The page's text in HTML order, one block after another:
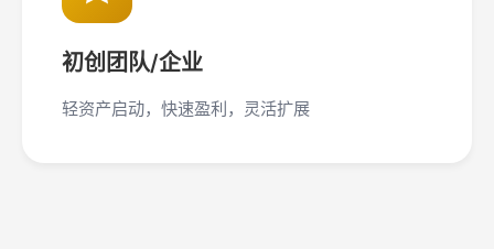
初创团队/企业
轻资产启动，快速盈利，灵活扩展